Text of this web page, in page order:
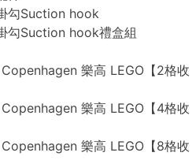
勾Suction hook
勾Suction hook禮盒組
樂高 LEGO【2格收
樂高 LEGO【4格收
樂高 LEGO【8格收